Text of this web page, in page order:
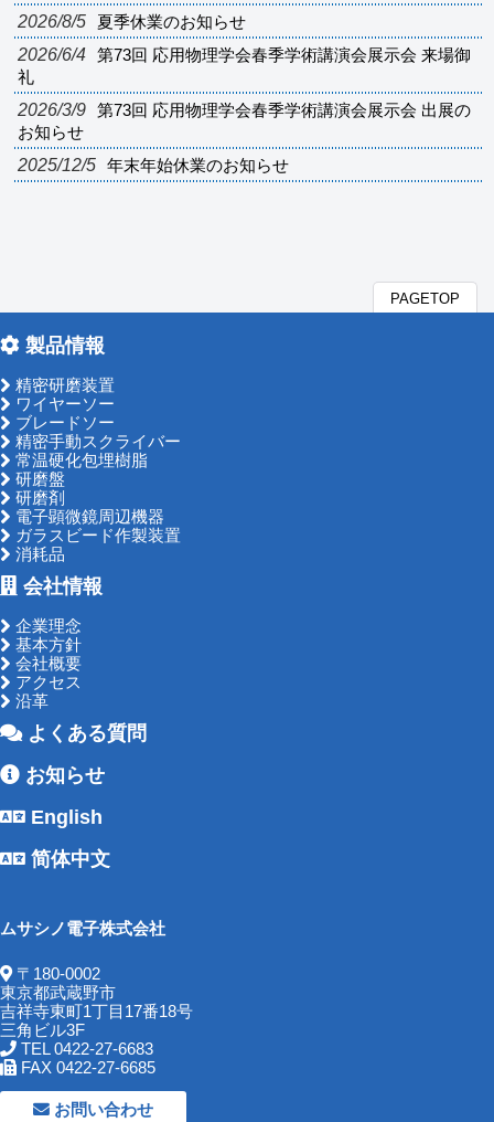
2026/8/5 夏季休業のお知らせ
2026/6/4
第73回 応用物理学会春季学術講演会展示会 来場御
礼
2026/3/9
第73回 応用物理学会春季学術講演会展示会 出展の
お知らせ
2025/12/5 年末年始休業のお知らせ
PAGETOP
製品情報
精密研磨装置
ワイヤーソー
ブレードソー
精密手動スクライバー
常温硬化包埋樹脂
研磨盤
研磨剤
電子顕微鏡周辺機器
ガラスビード作製装置
消耗品
会社情報
企業理念
基本方針
会社概要
アクセス
沿革
よくある質問
お知らせ
English
简体中文
ムサシノ電子株式会社
〒180-0002
東京都武蔵野市
吉祥寺東町1丁目17番18号
三角ビル3F
TEL 0422-27-6683
FAX 0422-27-6685
お問い合わせ